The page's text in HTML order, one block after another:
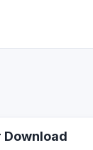
Download